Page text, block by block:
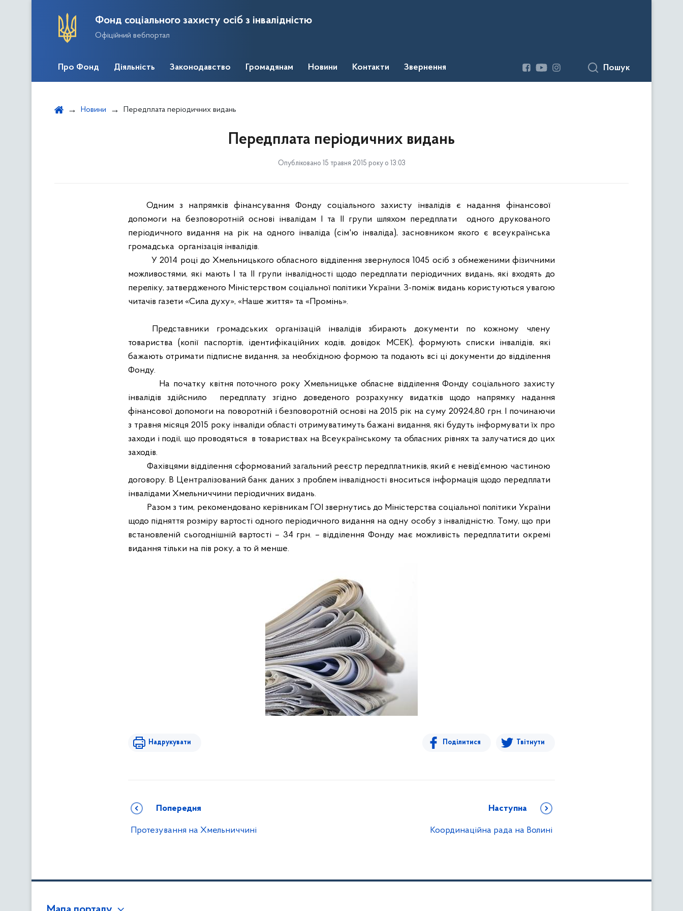
Фонд соціального захисту осіб з інвалідністю
Офіційний вебпортал
Про Фонд Діяльність Законодавство Громадянам Новини Контакти Звернення Пошук
Новини Передплата періодичних видань
Передплата періодичних видань
Опубліковано 15 травня 2015 року о 13:03
Одним з напрямків фінансування Фонду соціального захисту інвалідів є надання фінансової
допомоги на безповоротній основі інвалідам І та ІІ групи шляхом передплати
одного друкованого
періодичного видання на рік на одного інваліда (сім'ю інваліда), засновником якого є всеукраїнська
громадська організація інвалідів.
У 2014 році до Хмельницького обласного відділення звернулося 1045 осіб з обмеженими фізичними
можливостями, які мають І та ІІ групи інвалідності щодо передплати періодичних видань, які входять до
переліку, затвердженого Міністерством соціальної політики України. З-поміж видань користуються увагою
читачів газети «Сила духу», «Наше життя» та «Промінь».
Представники громадських організацій інвалідів збирають документи по кожному члену
товариства (копії паспортів, ідентифікаційних кодів, довідок МСЕК), формують списки інвалідів, які
бажають отримати підписне видання, за необхідною формою та подають всі ці документи до відділення
Фонду.
На початку квітня поточного року Хмельницьке обласне відділення Фонду соціального захисту
інвалідів здійснило
передплату згідно доведеного розрахунку видатків щодо напрямку надання
фінансової допомоги на поворотній і безповоротній основі на 2015 рік на суму 20924,80 грн. І починаючи
з травня місяця 2015 року інваліди області отримуватимуть бажані видання, які будуть інформувати їх про
заходи і події, що проводяться в товариствах на Всеукраїнському та обласних рівнях та залучатися до цих
заходів.
Фахівцями відділення сформований загальний реєстр передплатників, який є невід’ємною частиною
договору. В Централізований банк даних з проблем інвалідності вноситься інформація щодо передплати
інвалідами Хмельниччини періодичних видань.
Разом з тим, рекомендовано керівникам ГОІ звернутись до Міністерства соціальної політики України
щодо підняття розміру вартості одного періодичного видання на одну особу з інвалідністю. Тому, що при
встановленій сьогоднішній вартості – 34 грн. – відділення Фонду має можливість передплатити окремі
видання тільки на пів року, а то й менше.
Надрукувати Поділитися Твітнути
Попередня
Протезування на Хмельниччині
Наступна
Координаційна рада на Волині